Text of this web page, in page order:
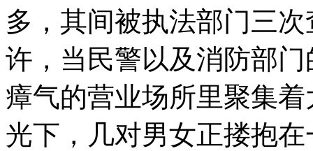
多，其间被执法部门三
许，当民警以及消防部
瘴气的营业场所里聚集
光下，几对男女正搂抱